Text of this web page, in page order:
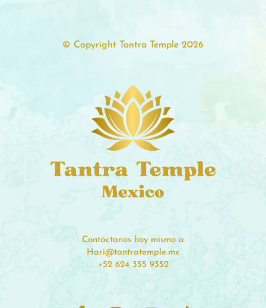
© Copyright Tantra Temple 2026
Contáctanos hoy mismo a
Hari@tantratemple.mx
+52 624 355 9352